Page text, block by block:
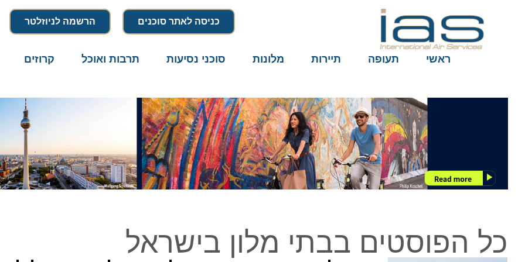
כניסה לאתר סוכנים הרשמה לניוזלטר
ראשי תעופה תיירות מלונות סוכני נסיעות תרבות ואוכל קרוזים
כל הפוסטים בבתי מלון בישראל